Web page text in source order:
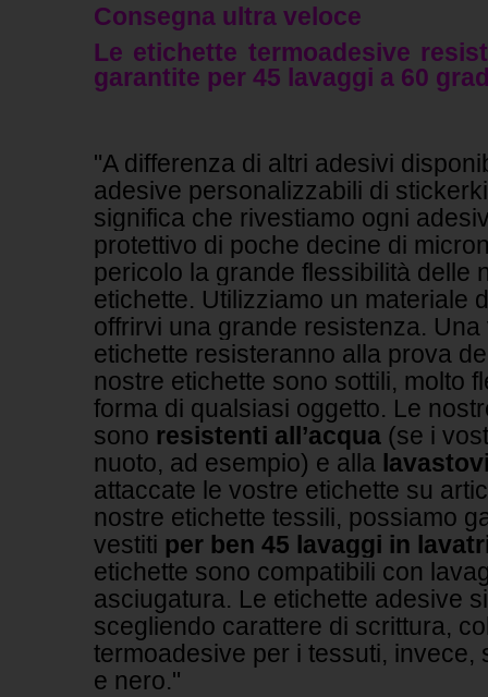
Consegna ultra veloce
Le etichette termoadesive
garantite per 45 lavaggi a 60
"A differenza di altri adesivi
adesive personalizzabili di
significa che rivestiamo ogni
protettivo di poche decine di
pericolo la grande flessibilità delle
etichette. Utilizziamo un materiale
offrirvi una grande resistenza.
etichette resisteranno alla prova
nostre etichette sono sottili, molto
forma di qualsiasi oggetto. Le
sono resistenti all’acqua (se i
nuoto, ad esempio) e alla
attaccate le vostre etichette su
nostre etichette tessili, possiamo
vestiti per ben 45 lavaggi in
etichette sono compatibili con
asciugatura. Le etichette adesive
scegliendo carattere di scrittura,
termoadesive per i tessuti, invece,
e nero."